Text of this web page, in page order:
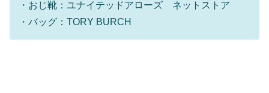
・おじ靴：ユナイテッドアローズ ネットストア
・バッグ：TORY BURCH